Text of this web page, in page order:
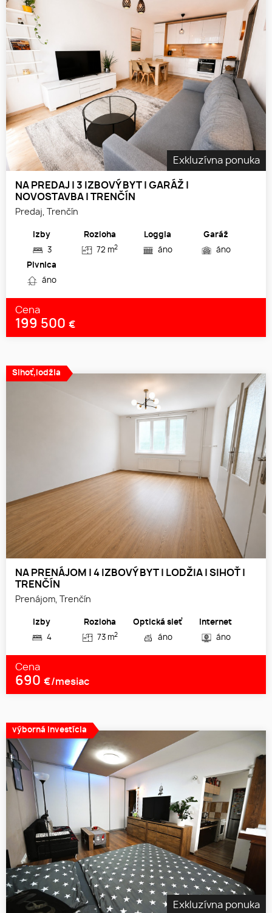
Exkluzívna ponuka
NA PREDAJ | 3 IZBOVÝ BYT | GARÁŽ |
NOVOSTAVBA | TRENČÍN
Predaj, Trenčín
Izby
3
Rozloha
72 m2
Loggia
áno
Garáž
áno
Pivnica
áno
Cena
199 500 €
NA PRENÁJOM | 4 IZBOVÝ BYT | LODŽIA | SIHOŤ |
TRENČÍN
Prenájom, Trenčín
Izby
4
Rozloha
73 m2
Optická sieť
áno
Internet
áno
Cena
690 €/mesiac
Sihoť,lodžia
Exkluzívna ponuka
výborná investícia